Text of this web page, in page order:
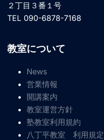
２丁目３番１号
TEL 090-6878-7168
教室について
News
営業情報
開講案内
教室運営方針
塾教室利用規約
八丁平教室 利用規定